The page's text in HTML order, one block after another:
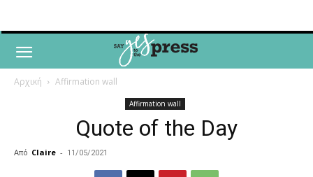
Αρχική Affirmation wall
Affirmation wall
Quote of the Day
Από Claire - 11/05/2021